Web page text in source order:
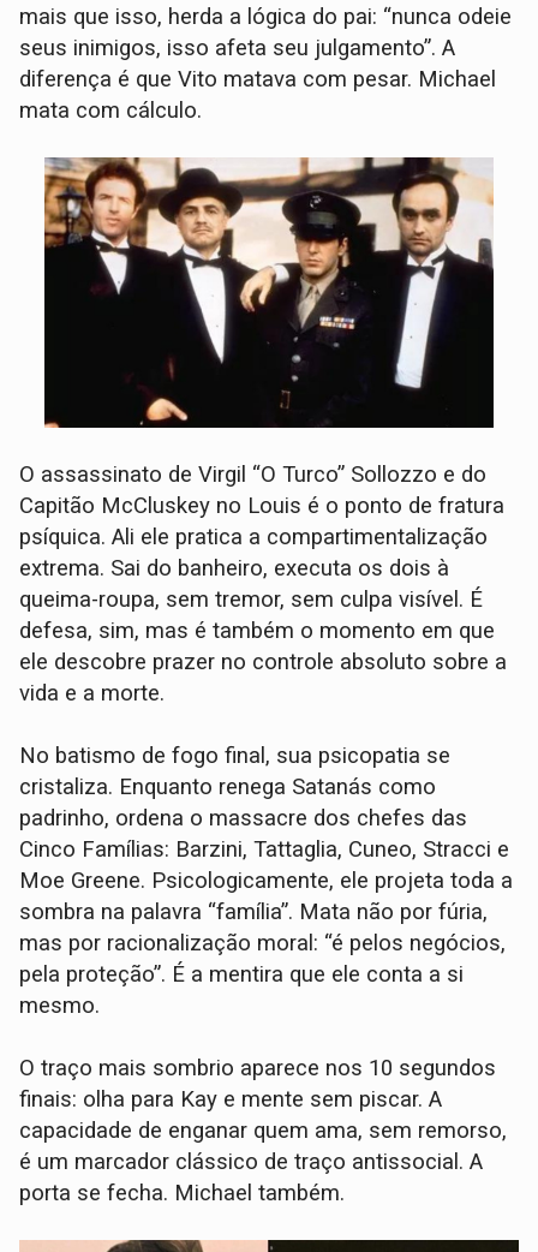
mais que isso, herda a lógica do pai: “nunca odeie
seus inimigos, isso afeta seu julgamento”. A
diferença é que Vito matava com pesar. Michael
mata com cálculo.
O assassinato de Virgil “O Turco” Sollozzo e do
Capitão McCluskey no Louis é o ponto de fratura
psíquica. Ali ele pratica a compartimentalização
extrema. Sai do banheiro, executa os dois à
queima-roupa, sem tremor, sem culpa visível. É
defesa, sim, mas é também o momento em que
ele descobre prazer no controle absoluto sobre a
vida e a morte.
No batismo de fogo final, sua psicopatia se
cristaliza. Enquanto renega Satanás como
padrinho, ordena o massacre dos chefes das
Cinco Famílias: Barzini, Tattaglia, Cuneo, Stracci e
Moe Greene. Psicologicamente, ele projeta toda a
sombra na palavra “família”. Mata não por fúria,
mas por racionalização moral: “é pelos negócios,
pela proteção”. É a mentira que ele conta a si
mesmo.
O traço mais sombrio aparece nos 10 segundos
finais: olha para Kay e mente sem piscar. A
capacidade de enganar quem ama, sem remorso,
é um marcador clássico de traço antissocial. A
porta se fecha. Michael também.